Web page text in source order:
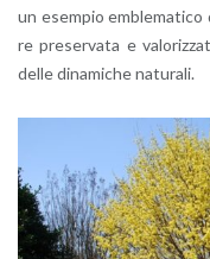
un esem­pio
re pre­ser­va­ta e
delle di­na­mi­che na­tu­ra­li.